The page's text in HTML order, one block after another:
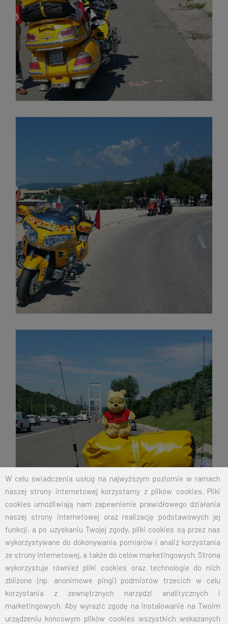
W celu świadczenia usług na najwyższym poziomie w ramach
naszej strony internetowej korzystamy z plików cookies. Pliki
cookies umożliwiają nam zapewnienie prawidłowego działania
naszej strony internetowej oraz realizację podstawowych jej
funkcji, a po uzyskaniu Twojej zgody, pliki cookies są przez nas
wykorzystywane do dokonywania pomiarów i analiz korzystania
ze strony internetowej, a także do celów marketingowych. Strona
wykorzystuje również pliki cookies oraz technologie do nich
zbliżone (np. anonimowe pingi) podmiotów trzecich w celu
korzystania z zewnętrznych narzędzi analitycznych i
marketingowych. Aby wyrazić zgodę na instalowanie na Twoim
urządzeniu końcowym plików cookies wszystkich wskazanych